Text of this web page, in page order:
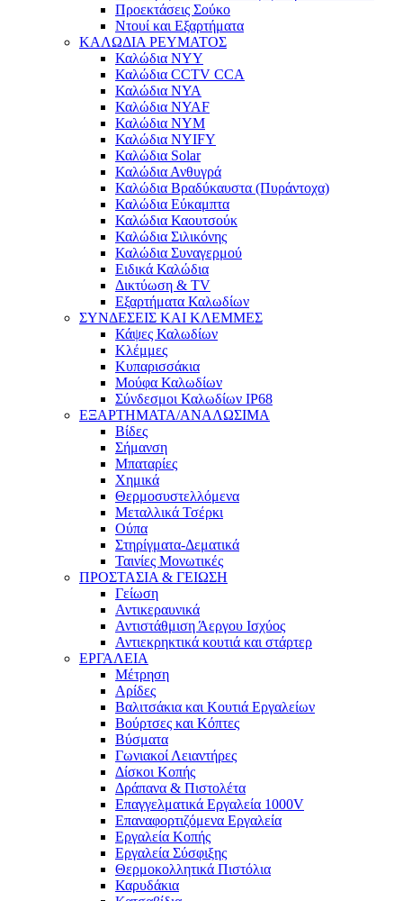
Προεκτάσεις Σούκο
Ντουί και Εξαρτήματα
ΚΑΛΩΔΙΑ ΡΕΥΜΑΤΟΣ
Καλώδια NYY
Καλώδια CCTV CCA
Καλώδια NYA
Καλώδια NYAF
Καλώδια NYM
Καλώδια NYIFY
Καλώδια Solar
Καλώδια Ανθυγρά
Καλώδια Βραδύκαυστα (Πυράντοχα)
Καλώδια Εύκαμπτα
Καλώδια Καουτσούκ
Καλώδια Σιλικόνης
Καλώδια Συναγερμού
Ειδικά Καλώδια
Δικτύωση & TV
Εξαρτήματα Καλωδίων
ΣΥΝΔΕΣΕΙΣ ΚΑΙ ΚΛΕΜΜΕΣ
Κάψες Καλωδίων
Κλέμμες
Κυπαρισσάκια
Μούφα Καλωδίων
Σύνδεσμοι Καλωδίων IP68
ΕΞΑΡΤΗΜΑΤΑ/ΑΝΑΛΩΣΙΜΑ
Βίδες
Σήμανση
Μπαταρίες
Χημικά
Θερμοσυστελλόμενα
Μεταλλικά Τσέρκι
Ούπα
Στηρίγματα-Δεματικά
Ταινίες Μονωτικές
ΠΡΟΣΤΑΣΙΑ & ΓΕΙΩΣΗ
Γείωση
Αντικεραυνικά
Αντιστάθμιση Άεργου Ισχύος
Αντιεκρηκτικά κουτιά και στάρτερ
ΕΡΓΑΛΕΙΑ
Μέτρηση
Αρίδες
Βαλιτσάκια και Κουτιά Εργαλείων
Βούρτσες και Κόπτες
Βύσματα
Γωνιακοί Λειαντήρες
Δίσκοι Κοπής
Δράπανα & Πιστολέτα
Επαγγελματικά Εργαλεία 1000V
Επαναφορτιζόμενα Εργαλεία
Εργαλεία Κοπής
Εργαλεία Σύσφιξης
Θερμοκολλητικά Πιστόλια
Καρυδάκια